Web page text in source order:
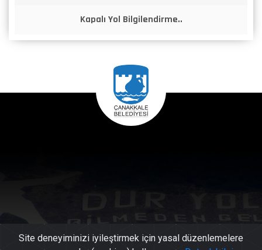
Kapalı Yol Bilgilendirme..
Site deneyiminizi iyileştirmek için yasal düzenlemelere